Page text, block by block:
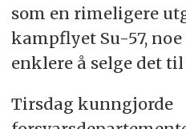
som en rimeligere
kampflyet Su-57,
enklere å selge det
Tirsdag kunngjorde